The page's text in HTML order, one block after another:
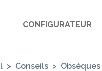
CONFIGURATEUR
> Conseils > Obsèques